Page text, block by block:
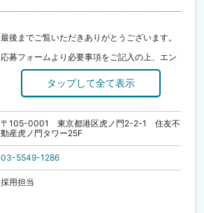
最後までご覧いただきありがとうございます。
応募フォームより必要事項をご記入の上、エン
選考通過された方には面接などの詳細をお知ら
せいたします。
ご応募いただいてから2～3営業日以内に「SB
ヒューマンキャピタル株式会社」より
ご連絡いたします。(採用・選考は各社で行いま
■内定までの流れ■
〒105-0001 東京都港区虎ノ門2-2-1 住友不
動産虎ノ門タワー25F
03-5549-1286
採用担当